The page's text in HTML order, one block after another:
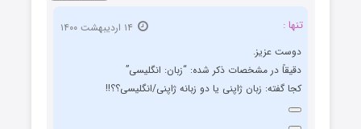
تنها :
دوست عزیز.
دقیقاً در مشخصات ذکر شده: “زبان: انگلیسی”
کجا گفته: زبان ژاپنی یا دو زبانه ژاپنی/انگلیسی؟؟!!